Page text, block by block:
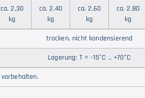
ca. 2,30
kg
ca. 2,40
kg
ca. 2,60
kg
ca. 2,80
kg
trocken, nicht kondensierend
Lagerung: T = -15°C .. +70°C